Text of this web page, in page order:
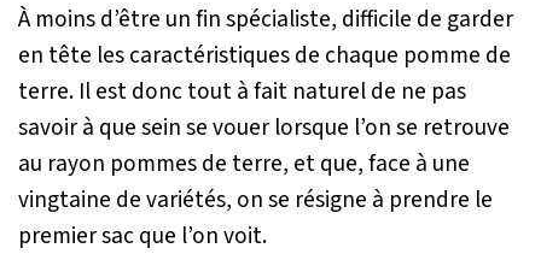
À moins d’être un fin spécialiste, difficile de garder
en tête les caractéristiques de chaque pomme de
terre. Il est donc tout à fait naturel de ne pas
savoir à que sein se vouer lorsque l’on se retrouve
au rayon pommes de terre, et que, face à une
vingtaine de variétés, on se résigne à prendre le
premier sac que l’on voit.